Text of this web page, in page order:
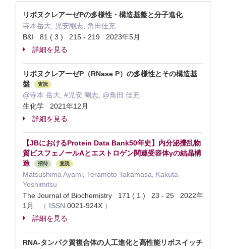
リボヌクレアーゼPの多様性・構造基盤と分子進化
寺本岳大, 児安剛志, 角田佳充
B&I 81 ( 3 ) 215 - 219 2023年5月
詳細を見る
リボヌクレアーゼP（RNase P）の多様性とその構造基
盤
査読
@寺本 岳大, #児安 剛志, @角田 佳充
生化学 2021年12月
詳細を見る
【JBにおけるProtein Data Bank50年史】内分泌攪乱物
質ビスフェノールAとエストロゲン関連受容体γの結晶構
造
招待 査読
Matsushima Ayami, Teramoto Takamasa, Kakuta
Yoshimitsu
The Journal of Biochemistry 171 ( 1 ) 23 - 25 2022年
1月
（ ISSN:0021-924X ）
詳細を見る
RNA-タンパク質複合体の人工進化と高性能リボスイッチ